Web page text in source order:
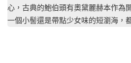
心，古典的鮑伯頭有奧黛麗赫本作為
一個小髻還是帶點少女味的短瀏海，